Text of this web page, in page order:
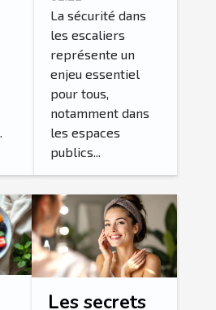
carrelage
d'escalier
antidérapant
?
La sécurité dans
les escaliers
représente un
enjeu essentiel
pour tous,
notamment dans
les espaces
publics...
Les secrets